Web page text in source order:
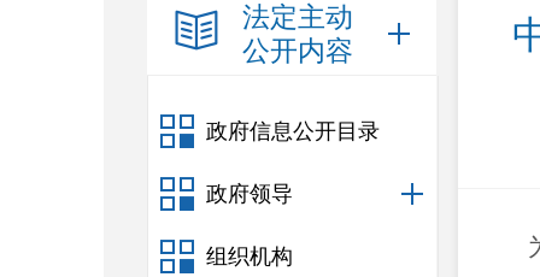
法定主动
公开内容
政府信息公开目录
政府领导
组织机构